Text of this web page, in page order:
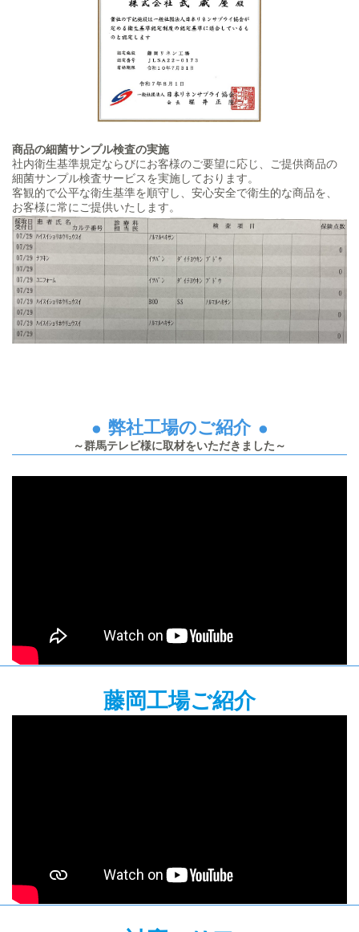
商品の細菌サンプル検査の実施
社内衛生基準規定ならびにお客様のご要望に応じ、ご提供商品の
細菌サンプル検査サービスを実施しております。
客観的で公平な衛生基準を順守し、安心安全で衛生的な商品を、
お客様に常にご提供いたします。
弊社工場のご紹介
～群馬テレビ様に取材をいただきました～
藤岡工場ご紹介